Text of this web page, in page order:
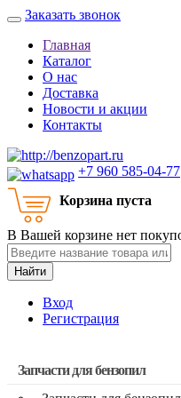
Заказать звонок
Главная
Каталог
О нас
Доставка
Новости и акции
Контакты
+7 960 585-04-77
Корзина пуста
В Вашей корзине нет
Найти
Вход
Регистрация
Запчасти для бензопил